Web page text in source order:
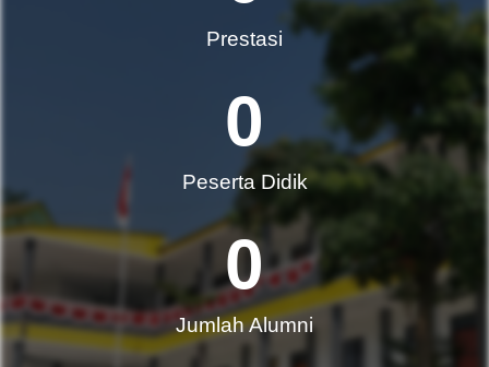
Prestasi
0
Peserta Didik
0
Jumlah Alumni​